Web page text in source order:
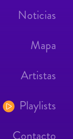
Noticias
Mapa
Artistas
Playlists